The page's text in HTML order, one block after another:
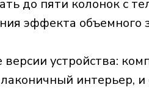
до пяти колонок с
эффекта объемного
устройства:
интерьер,